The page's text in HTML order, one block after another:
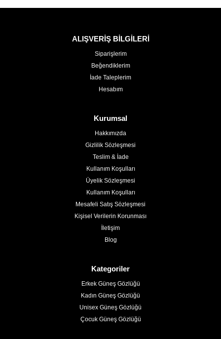
ALIŞVERİŞ BİLGİLERİ
Siparişlerim
Beğendiklerim
İade Taleplerim
Hesabım
Kurumsal
Hakkımızda
Gizlilik Sözleşmesi
Teslim & İade
Kullanım Koşulları
Üyelik Sözleşmesi
Kullanım Koşulları
Mesafeli Satış Sözleşmesi
Kişisel Verilerin Korunması
İletişim
Blog
Kategoriler
Erkek Güneş Gözlüğü
Kadın Güneş Gözlüğü
Unisex Güneş Gözlüğü
Çocuk Güneş Gözlüğü